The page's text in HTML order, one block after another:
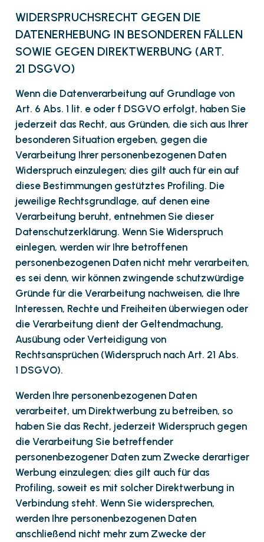
WIDERSPRUCHSRECHT GEGEN DIE
DATENERHEBUNG IN BESONDEREN FÄLLEN
SOWIE GEGEN DIREKTWERBUNG (ART.
21 DSGVO)
Wenn die Datenverarbeitung auf Grundlage von
Art. 6 Abs. 1 lit. e oder f DSGVO erfolgt, haben Sie
jederzeit das Recht, aus Gründen, die sich aus Ihrer
besonderen Situation ergeben, gegen die
Verarbeitung Ihrer personenbezogenen Daten
Widerspruch einzulegen; dies gilt auch für ein auf
diese Bestimmungen gestütztes Profiling. Die
jeweilige Rechtsgrundlage, auf denen eine
Verarbeitung beruht, entnehmen Sie dieser
Datenschutzerklärung. Wenn Sie Widerspruch
einlegen, werden wir Ihre betroffenen
personenbezogenen Daten nicht mehr verarbeiten,
es sei denn, wir können zwingende schutzwürdige
Gründe für die Verarbeitung nachweisen, die Ihre
Interessen, Rechte und Freiheiten überwiegen oder
die Verarbeitung dient der Geltendmachung,
Ausübung oder Verteidigung von
Rechtsansprüchen (Widerspruch nach Art. 21 Abs.
1 DSGVO).
Werden Ihre personenbezogenen Daten
verarbeitet, um Direktwerbung zu betreiben, so
haben Sie das Recht, jederzeit Widerspruch gegen
die Verarbeitung Sie betreffender
personenbezogener Daten zum Zwecke derartiger
Werbung einzulegen; dies gilt auch für das
Profiling, soweit es mit solcher Direktwerbung in
Verbindung steht. Wenn Sie widersprechen,
werden Ihre personenbezogenen Daten
anschließend nicht mehr zum Zwecke der